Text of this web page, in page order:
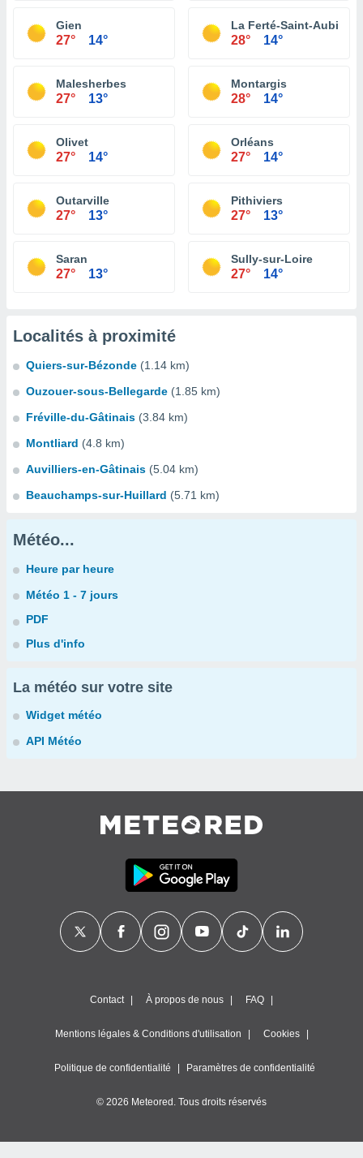
Gien
27° 14°
La Ferté-Saint-Aubin
28° 14°
Malesherbes
27° 13°
Montargis
28° 14°
Olivet
27° 14°
Orléans
27° 14°
Outarville
27° 13°
Pithiviers
27° 13°
Saran
27° 13°
Sully-sur-Loire
27° 14°
Localités à proximité
Quiers-sur-Bézonde (1.14 km)
Ouzouer-sous-Bellegarde (1.85 km)
Fréville-du-Gâtinais (3.84 km)
Montliard (4.8 km)
Auvilliers-en-Gâtinais (5.04 km)
Beauchamps-sur-Huillard (5.71 km)
Météo...
Heure par heure
Météo 1 - 7 jours
PDF
Plus d'info
La météo sur votre site
Widget météo
API Météo
Contact À propos de nous FAQ
Mentions légales & Conditions d'utilisation Cookies
Politique de confidentialité Paramètres de confidentialité
© 2026 Meteored. Tous droits réservés